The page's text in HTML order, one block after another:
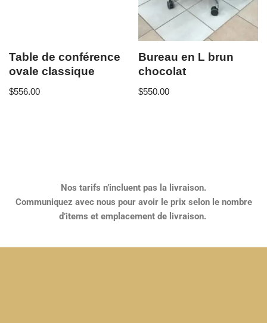
Table de conférence
ovale classique
$556.00
Bureau en L brun
chocolat
$550.00
Nos tarifs n’incluent pas la livraison.
Communiquez avec nous pour avoir le prix selon le nombre
d’items et emplacement de livraison.